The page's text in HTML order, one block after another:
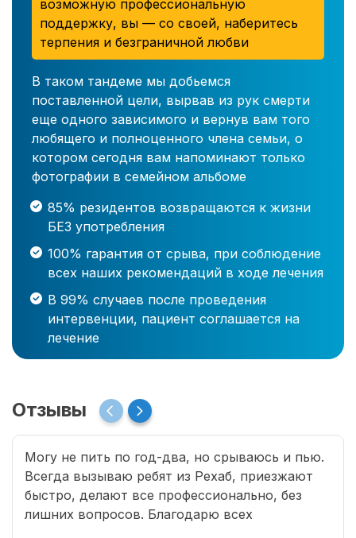
возможную профессиональную
поддержку, вы — со своей, наберитесь
терпения и безграничной любви
В таком тандеме мы добьемся
поставленной цели, вырвав из рук смерти
еще одного зависимого и вернув вам того
любящего и полноценного члена семьи, о
котором сегодня вам напоминают только
фотографии в семейном альбоме
85% резидентов возвращаются к жизни
БЕЗ употребления
100% гарантия от срыва, при соблюдение
всех наших рекомендаций в ходе лечения
В 99% случаев после проведения
интервенции, пациент соглашается на
лечение
Отзывы
Могу не пить по год-два, но срываюсь и пью.
Всегда вызываю ребят из Рехаб, приезжают
быстро, делают все профессионально, без
лишних вопросов. Благодарю всех